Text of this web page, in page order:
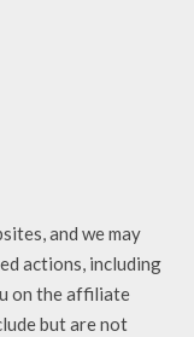
and we may
actions, including
on the affiliate
but are not